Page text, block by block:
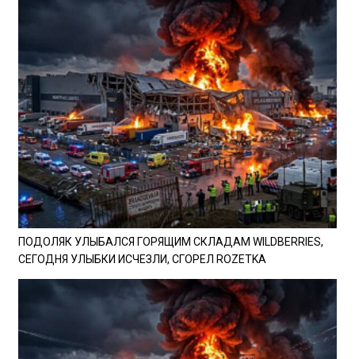
ПОДОЛЯК УЛЫБАЛСЯ ГОРЯЩИМ СКЛАДАМ WILDBERRIES,
СЕГОДНЯ УЛЫБКИ ИСЧЕЗЛИ, СГОРЕЛ ROZETKA